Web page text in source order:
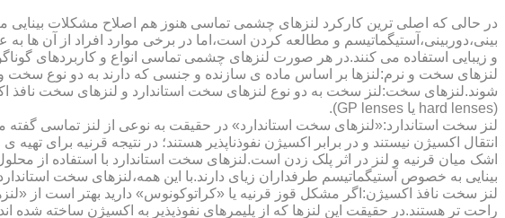
در حالی که اصلی ترین کارکرد لنزهای چشمی تماسی هنوز هم اصلاح مشکلات بینایی
بینی،دوربینی،آستیگماتیسم و مطالعه کردن است،اما در برخی موارد افراد از آن ها
و زیبایی استفاده می کنند.در هر صورت لنزهای چشمی تماسی انواع و کاربردهای
لنزهای سخت و نرم:لنزها بر اساس ماده ی سازنده و جنسی که دارند به دو نوع سخت
شوند.لنزهای سخت:لنز سخت به دو نوع لنزهای سخت استاندارد و لنزهای سخت نافذ
(hard lenses یا GP lenses).
لنز سخت استاندارد:«لنزهای سخت استاندارد» در حقیقت به نوعی از لنز تماسی گفته
انتقال اکسیژن نیستند و در برابر اکسیژن نفوذناپذیر هستند؛ در نتیجه قرنیه برای تهیه
اشک میان قرنیه و لنز در اثر پلک زدن است.لنزهای سخت استاندارد با استفاده از
بینایی به خصوص آستیگماتیسم طرفداران زیای دارند.با این همه،لنزهای سخت
لنز سخت نافذ اکسیژن:اگر مشکل قوز قرنیه یا «کراتوکونوس» دارید بهتر است از